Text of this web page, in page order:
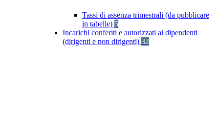
Tassi di assenza trimestrali (da pubblicare
in tabelle) 5
Incarichi conferiti e autorizzati ai dipendenti
(dirigenti e non dirigenti) 32